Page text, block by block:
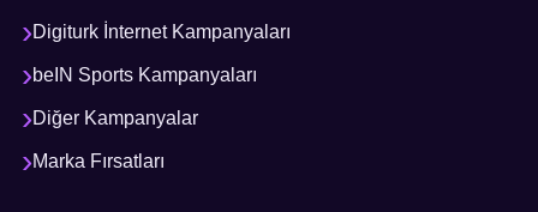
Digiturk İnternet Kampanyaları
beIN Sports Kampanyaları
Diğer Kampanyalar
Marka Fırsatları